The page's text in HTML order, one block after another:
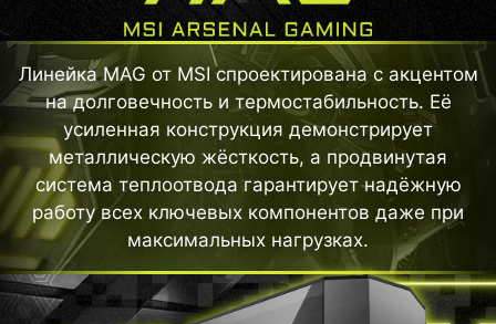
Линейка MAG от MSI спроектирована с акцентом
на долговечность и термостабильность. Её
усиленная конструкция демонстрирует
металлическую жёсткость, а продвинутая
система теплоотвода гарантирует надёжную
работу всех ключевых компонентов даже при
максимальных нагрузках.